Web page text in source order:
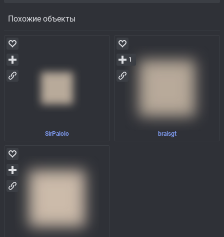
Похожие объекты
SirPaiolo braisgt
1